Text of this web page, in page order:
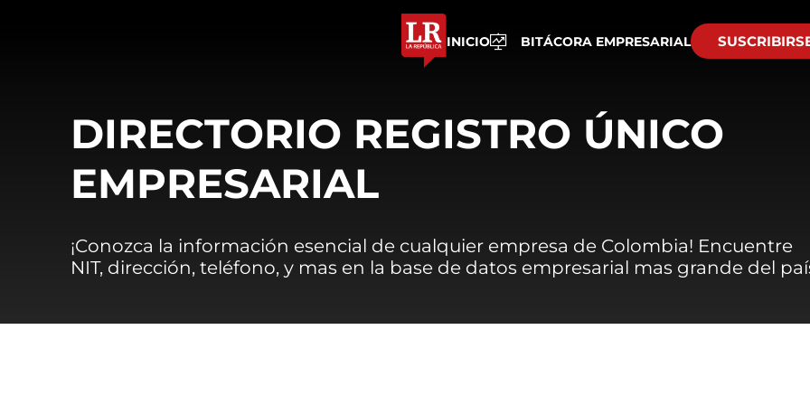
INICIO BITÁCORA EMPRESARIAL
DIRECTORIO REGISTRO ÚNICO
EMPRESARIAL
¡Conozca la información esencial de cualquier empresa de Colombia! Encuentre
NIT, dirección, teléfono, y mas en la base de datos empresarial mas grande del